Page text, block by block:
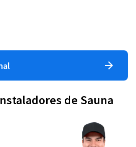
de Sauna